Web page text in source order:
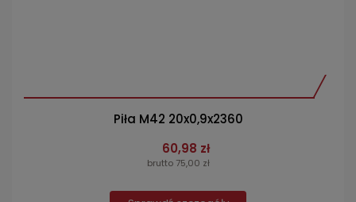
Piła M42 20x0,9x2360
60,98 zł
brutto 75,00 zł